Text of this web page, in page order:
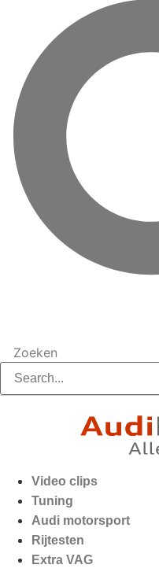
Zoeken
Video clips
Tuning
Audi motorsport
Rijtesten
Extra VAG